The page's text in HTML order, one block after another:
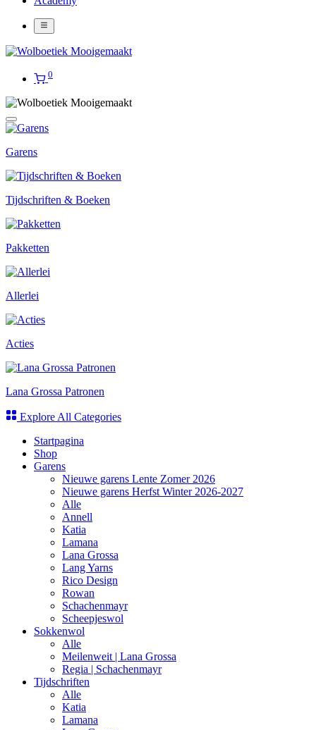
0
Garens
Tijdschriften & Boeken
Pakketten
Allerlei
Acties
Lana Grossa Patronen
Explore All Categories
Startpagina
Shop
Garens
Nieuwe garens Lente Zomer 2026
Nieuwe garens Herfst Winter 2026-2027
Alle
Annell
Katia
Lamana
Lana Grossa
Lang Yarns
Rico Design
Rowan
Schachenmayr
Scheepjeswol
Sokkenwol
Alle
Meilenweit | Lana Grossa
Regia | Schachenmayr
Tijdschriften
Alle
Katia
Lamana